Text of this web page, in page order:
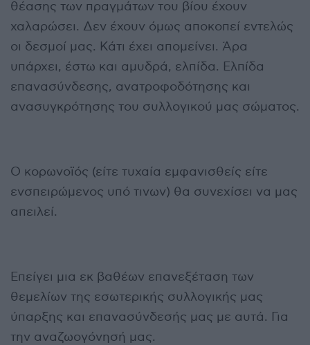
θέασης των πραγμάτων του βίου έχουν
χαλαρώσει. Δεν έχουν όμως αποκοπεί εντελώς
οι δεσμοί μας. Κάτι έχει απομείνει. Άρα
υπάρχει, έστω και αμυδρά, ελπίδα. Ελπίδα
επανασύνδεσης, ανατροφοδότησης και
ανασυγκρότησης του συλλογικού μας σώματος.
Ο κορωνοϊός (είτε τυχαία εμφανισθείς είτε
ενσπειρώμενος υπό τινων) θα συνεχίσει να μας
απειλεί.
Επείγει μια εκ βαθέων επανεξέταση των
θεμελίων της εσωτερικής συλλογικής μας
ύπαρξης και επανασύνδεσής μας με αυτά. Για
την αναζωογόνησή μας.